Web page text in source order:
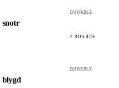
QUORDLE
snotr
4 BOARDS
QUORDLE
blygd